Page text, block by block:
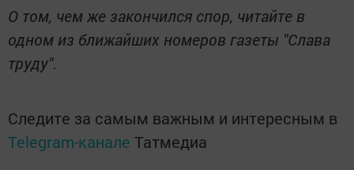
О том, чем же закончился спор, читайте в
одном из ближайших номеров газеты "Слава
труду".
Следите за самым важным и интересным в
Telegram-канале Татмедиа